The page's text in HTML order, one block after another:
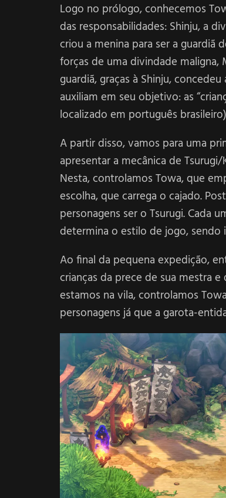
Logo no prólogo, conhecemos
das responsabilidades: Shinju, a
criou a menina para ser a
forças de uma divindade maligna,
guardiã, graças à Shinju,
auxiliam em seu objetivo: as
localizado em português
A partir disso, vamos para uma
apresentar a mecânica de
Nesta, controlamos Towa, que
escolha, que carrega o cajado.
personagens ser o Tsurugi. Cada
determina o estilo de jogo, sendo
Ao final da pequena expedição,
crianças da prece de sua mestra
estamos na vila, controlamos
personagens já que a garota-